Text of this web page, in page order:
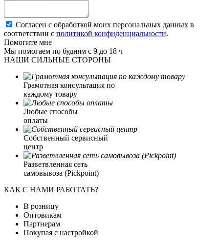
Согласен с обработкой моих персональных данных в
соответствии с политикой конфиденциальности.
Помогите мне
Мы помогаем по будням с 9 до 18 ч
НАШИ СИЛЬНЫЕ СТОРОНЫ
Грамотная консультация по
каждому товару
Любые способы
оплаты
Собственный сервисный
центр
Разветвленная сеть
самовывоза (Pickpoint)
КАК С НАМИ РАБОТАТЬ?
В розницу
Оптовикам
Партнерам
Покупая с настройкой